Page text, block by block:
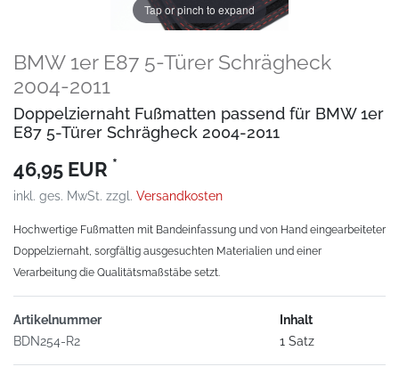
Tap or pinch to expand
BMW 1er E87 5-Türer Schrägheck
2004-2011
Doppelziernaht Fußmatten passend für BMW 1er
E87 5-Türer Schrägheck 2004-2011
46,95 EUR *
inkl. ges. MwSt. zzgl. Versandkosten
Hochwertige Fußmatten mit Bandeinfassung und von Hand eingearbeiteter
Doppelziernaht, sorgfältig ausgesuchten Materialien und einer
Verarbeitung die Qualitätsmaßstäbe setzt.
Artikelnummer
BDN254-R2
Inhalt
1 Satz